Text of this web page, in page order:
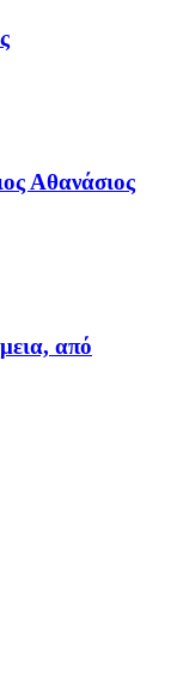
Αθανάσιος
από